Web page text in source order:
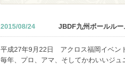
2015/08/24 JBDF九州ボールル
平成27年9月22日 アクロス福岡イベン
毎年、プロ、アマ、そしてかわいいジ